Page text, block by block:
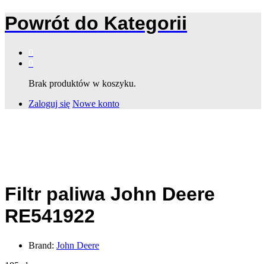
Powrót do Kategorii
Brak produktów w koszyku.
Zaloguj się Nowe konto
Filtr paliwa John Deere
RE541922
Brand: John Deere